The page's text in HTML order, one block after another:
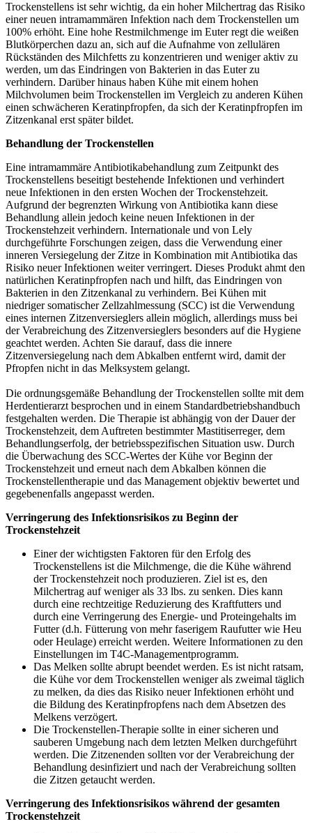
Trockenstellens ist sehr wichtig, da ein hoher Milchertrag das Risiko
einer neuen intramammären Infektion nach dem Trockenstellen um
100% erhöht. Eine hohe Restmilchmenge im Euter regt die weißen
Blutkörperchen dazu an, sich auf die Aufnahme von zellulären
Rückständen des Milchfetts zu konzentrieren und weniger aktiv zu
werden, um das Eindringen von Bakterien in das Euter zu
verhindern. Darüber hinaus haben Kühe mit einem hohen
Milchvolumen beim Trockenstellen im Vergleich zu anderen Kühen
einen schwächeren Keratinpfropfen, da sich der Keratinpfropfen im
Zitzenkanal erst später bildet.
Behandlung der Trockenstellen
Eine intramammäre Antibiotikabehandlung zum Zeitpunkt des
Trockenstellens beseitigt bestehende Infektionen und verhindert
neue Infektionen in den ersten Wochen der Trockenstehzeit.
Aufgrund der begrenzten Wirkung von Antibiotika kann diese
Behandlung allein jedoch keine neuen Infektionen in der
Trockenstehzeit verhindern. Internationale und von Lely
durchgeführte Forschungen zeigen, dass die Verwendung einer
inneren Versiegelung der Zitze in Kombination mit Antibiotika das
Risiko neuer Infektionen weiter verringert. Dieses Produkt ahmt den
natürlichen Keratinpfropfen nach und hilft, das Eindringen von
Bakterien in den Zitzenkanal zu verhindern. Bei Kühen mit
niedriger somatischer Zellzahlmessung (SCC) ist die Verwendung
eines internen Zitzenversieglers allein möglich, allerdings muss bei
der Verabreichung des Zitzenversieglers besonders auf die Hygiene
geachtet werden. Achten Sie darauf, dass die innere
Zitzenversiegelung nach dem Abkalben entfernt wird, damit der
Pfropfen nicht in das Melksystem gelangt.
Die ordnungsgemäße Behandlung der Trockenstellen sollte mit dem
Herdentierarzt besprochen und in einem Standardbetriebshandbuch
festgehalten werden. Die Therapie ist abhängig von der Dauer der
Trockenstehzeit, dem Auftreten bestimmter Mastitiserreger, dem
Behandlungserfolg, der betriebsspezifischen Situation usw. Durch
die Überwachung des SCC-Wertes der Kühe vor Beginn der
Trockenstehzeit und erneut nach dem Abkalben können die
Trockenstellentherapie und das Management objektiv bewertet und
gegebenenfalls angepasst werden.
Verringerung des Infektionsrisikos zu Beginn der
Trockenstehzeit
Einer der wichtigsten Faktoren für den Erfolg des
Trockenstellens ist die Milchmenge, die die Kühe während
der Trockenstehzeit noch produzieren. Ziel ist es, den
Milchertrag auf weniger als 33 lbs. zu senken. Dies kann
durch eine rechtzeitige Reduzierung des Kraftfutters und
durch eine Verringerung des Energie- und Proteingehalts im
Futter (d.h. Fütterung von mehr faserigem Raufutter wie Heu
oder Heulage) erreicht werden. Weitere Informationen zu den
Einstellungen im T4C-Managementprogramm.
Das Melken sollte abrupt beendet werden. Es ist nicht ratsam,
die Kühe vor dem Trockenstellen weniger als zweimal täglich
zu melken, da dies das Risiko neuer Infektionen erhöht und
die Bildung des Keratinpfropfens nach dem Absetzen des
Melkens verzögert.
Die Trockenstellen-Therapie sollte in einer sicheren und
sauberen Umgebung nach dem letzten Melken durchgeführt
werden. Die Zitzenenden sollten vor der Verabreichung der
Behandlung desinfiziert und nach der Verabreichung sollten
die Zitzen getaucht werden.
Verringerung des Infektionsrisikos während der gesamten
Trockenstehzeit